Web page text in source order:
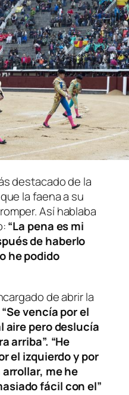
destacado de la
la faena a su
Así hablaba
“La pena es mi
de haberlo
he podido
de abrir la
“Se vencía por el
aire pero deslucía
arriba”. “He
el izquierdo y por
me he
fácil con el”